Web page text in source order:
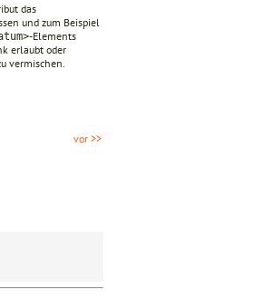
das
und zum Beispiel
-Elements
erlaubt oder
vermischen.
vor >>